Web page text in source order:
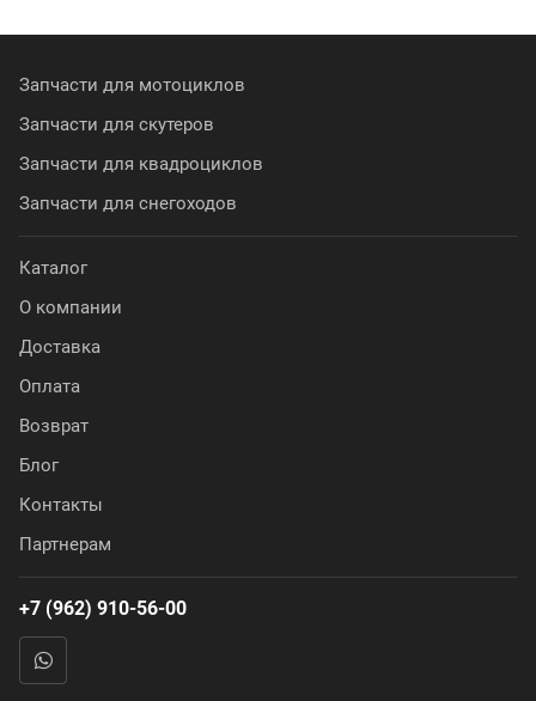
Запчасти для мотоциклов
Запчасти для скутеров
Запчасти для квадроциклов
Запчасти для снегоходов
Каталог
О компании
Доставка
Оплата
Возврат
Блог
Контакты
Партнерам
+7 (962) 910-56-00